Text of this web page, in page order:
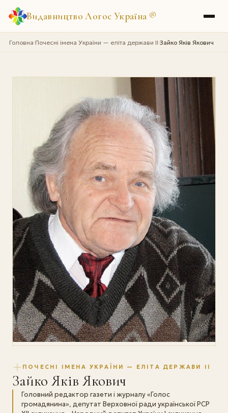
Видавництво Логос Україна ®
Головна›Почесні імена України — еліта держави II›Зайко Яків Якович
ПОЧЕСНІ ІМЕНА УКРАЇНИ — ЕЛІТА ДЕРЖАВИ II
Зайко Яків Якович
Головний редактор газети і журналу «Голос
громадянина», депутат Верховної ради української РСР